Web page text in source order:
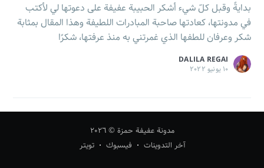
بدايةً وقبل كلّ شيء أشكر الحبيبة عفيفة على دعوتها لي لأكتب
في مدونتها، كعادتها صاحبة المبادرات اللطيفة وهذا المقال بمثابة
شكر وعرفان للطفها الذي غمرتني به منذ عرفتها، شكرًا
DALILA REGAI
١٠ يونيو ٢٠٢٢
مدونة عفيفة حمزة© ٢٠٢٦
آخر التدوينات
فيسبوك تويتر